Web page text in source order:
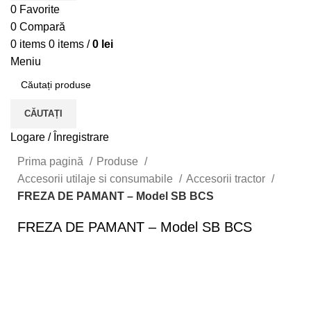
0 Favorite
0 Compară
0 items 0 items / 0 lei
Meniu
CĂUTAȚI
Logare / Înregistrare
Prima pagină
Produse
Accesorii utilaje si consumabile
Accesorii tractor
FREZA DE PAMANT – Model SB BCS
FREZA DE PAMANT – Model SB BCS